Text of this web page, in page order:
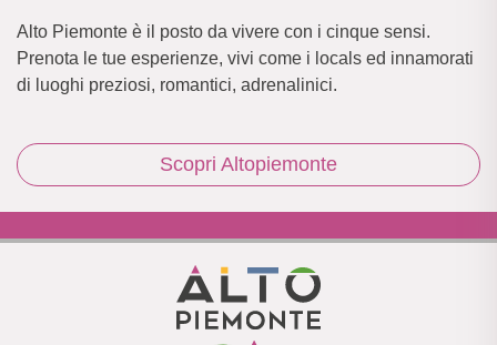
Alto Piemonte è il posto da vivere con i cinque sensi.
Prenota le tue esperienze, vivi come i locals ed innamorati
di luoghi preziosi, romantici, adrenalinici.
Scopri Altopiemonte